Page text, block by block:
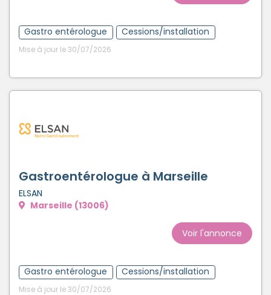
Gastro entérologue Cessions/installation
Mise à jour le 30/07/2026
Gastroentérologue à Marseille
ELSAN
Marseille (13006)
Voir l'annonce
Gastro entérologue Cessions/installation
Mise à jour le 30/07/2026